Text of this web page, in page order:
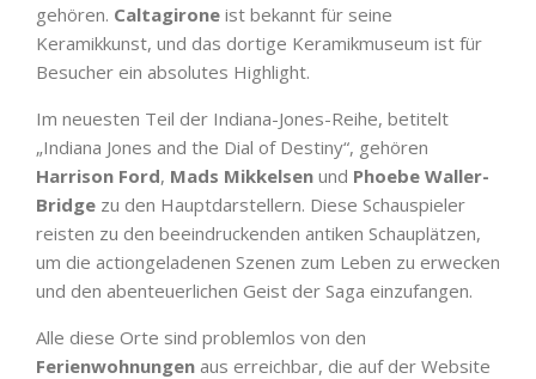
gehören. Caltagirone ist bekannt für seine
Keramikkunst, und das dortige Keramikmuseum ist für
Besucher ein absolutes Highlight.
Im neuesten Teil der Indiana-Jones-Reihe, betitelt
„Indiana Jones and the Dial of Destiny“, gehören
Harrison Ford, Mads Mikkelsen und Phoebe Waller-
Bridge zu den Hauptdarstellern. Diese Schauspieler
reisten zu den beeindruckenden antiken Schauplätzen,
um die actiongeladenen Szenen zum Leben zu erwecken
und den abenteuerlichen Geist der Saga einzufangen.
Alle diese Orte sind problemlos von den
Ferienwohnungen aus erreichbar, die auf der Website